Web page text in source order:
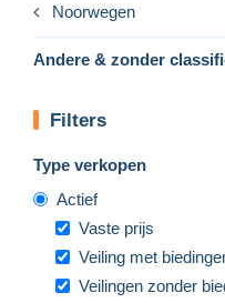
Noorwegen
Andere & zonder
Filters
Type verkopen
Actief
Vaste prijs
Veiling met
Veilingen zonder